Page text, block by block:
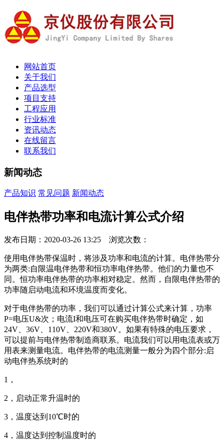
网站首页
关于我们
产品选型
项目支持
工程应用
行业标准
资讯动态
在线留言
联系我们
新闻动态
产品知识 常见问题 新闻动态
电伴热带功率和电流计算公式介绍
发布日期：2020-03-26 13:25 浏览次数：
使用电伴热带保温时，将涉及功率和电流的计算。电伴热带分
为两类:自限温电伴热带和恒功率电伴热带。他们的力量也不
同。恒功率电伴热带的功率相对稳定。然而，自限电伴热带的
功率随启动电流和环境温度而变化。
对于电伴热带的功率，我们可以通过计算公式来计算，功率
P=电压U&次；电流I和电压可在购买电伴热带时确定，如
24V、36V、110V、220V和380V。如果有特殊的电压要求，
可以提前与电伴热带制造商联系。电流我们可以用电流表或万
用表来测量电流。电伴热带的电流测量一般分为四个部分:启
动电伴热系统时的
1，
2，启动正常升温时的
3，温度达到10℃时的
4，温度达到控制温度时的